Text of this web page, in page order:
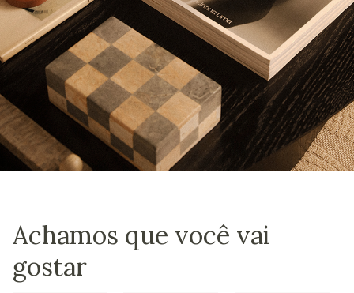
Achamos que você vai
gostar